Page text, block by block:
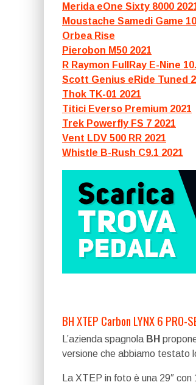
Merida eOne Sixty 8000
Moustache Samedi Game 10
Orbea Rise
Pierobon M50 2021
R Raymon FullRay E-Nine
Scott Genius eRide Tuned
Thok TK-01 2021
Titici Everso Premium 2021
Trek Powerfly FS 7 2021
Vent LDV 500 RR 2021
Whistle B-Rush C9.1 2021
BH XTEP Carbon LYNX 6 PRO-
L’azienda spagnola BH
versione che abbiamo testato
La XTEP in foto è una 29″